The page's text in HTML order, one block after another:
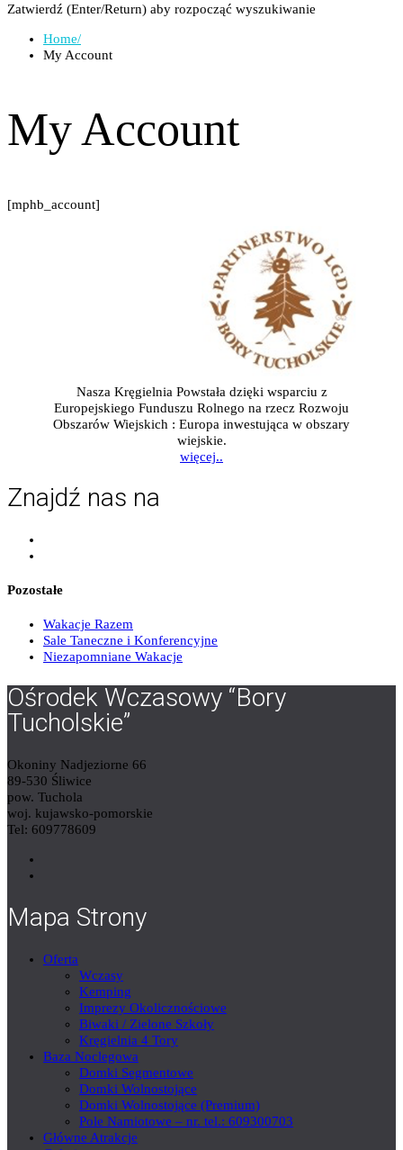
Zatwierdź (Enter/Return) aby rozpocząć wyszukiwanie
Home/
My Account
My Account
[mphb_account]
Nasza Kręgielnia Powstała dzięki wsparciu z
Europejskiego Funduszu Rolnego na rzecz Rozwoju
Obszarów Wiejskich : Europa inwestująca w obszary
wiejskie.
więcej..
Znajdź nas na
Pozostałe
Wakacje Razem
Sale Taneczne i Konferencyjne
Niezapomniane Wakacje
Ośrodek Wczasowy “Bory
Tucholskie”
Okoniny Nadjeziorne 66
89-530 Śliwice
pow. Tuchola
woj. kujawsko-pomorskie
Tel: 609778609
Mapa Strony
Oferta
Wczasy
Kemping
Imprezy Okolicznościowe
Biwaki / Zielone Szkoły
Kręgielnia 4 Tory
Baza Noclegowa
Domki Segmentowe
Domki Wolnostojące
Domki Wolnostojące (Premium)
Pole Namiotowe – nr. tel.: 609300703
Główne Atrakcje